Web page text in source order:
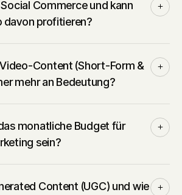
Commerce und kann
davon profitieren?
Content (Short-Form &
mehr an Bedeutung?
monatliche Budget für
sein?
Content (UGC) und wie